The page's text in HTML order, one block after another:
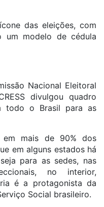
Nacional Eleitoral
divulgou quadro
todo o Brasil para as
em mais de 90% dos
em alguns estados há
para as sedes, nas
no interior,
é a protagonista da
Social brasileiro.